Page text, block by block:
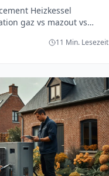
Heizkessel
gaz vs mazout vs
11 Min. Lesezeit